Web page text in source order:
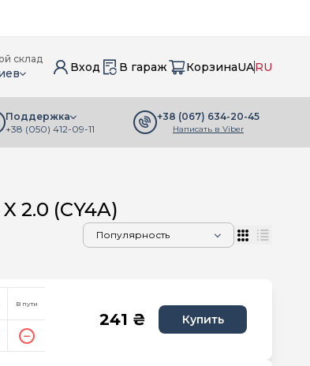
склад
Вход В гараж КорзинаUARU
Поддержка
+38 (050) 412-09-11
+38 (067) 634-20-45
Написать в Viber
2.0 (CY4A)
В пути
241 ₴ Купить